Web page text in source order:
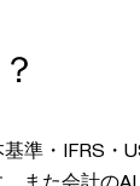
準・IFRS・
また会計の